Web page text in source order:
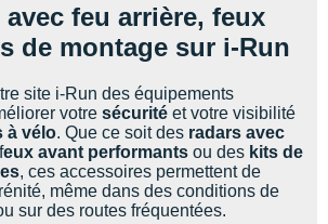
avec feu arrière, feux
de montage sur i-Run
site i-Run des équipements
votre sécurité et votre visibilité
à vélo. Que ce soit des radars avec
eux avant performants ou des kits de
, ces accessoires permettent de
même dans des conditions de
sur des routes fréquentées.